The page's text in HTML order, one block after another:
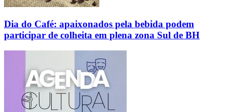
Dia do Café: apaixonados pela bebida podem
participar de colheita em plena zona Sul de BH